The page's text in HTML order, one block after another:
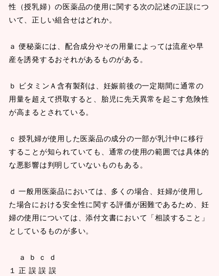
性（授乳婦）の医薬品の使用に関する次の記述の正誤につ
いて、正しい組合せはどれか。
ａ 便秘薬には、配合成分やその用量によっては流産や早
産を誘発するおそれがあるものがある。
ｂ ビタミンＡ含有製剤は、妊娠前後の一定期間に通常の
用量を超えて摂取すると、胎児に先天異常を起こす危険性
が高まるとされている。
ｃ 授乳婦が使用した医薬品の成分の一部が乳汁中に移行
することが知られていても、通常の使用の範囲では具体的
な悪影響は判明していないものもある。
ｄ 一般用医薬品においては、多くの場合、妊婦が使用し
た場合における安全性に関する評価が困難であるため、妊
婦の使用については、添付文書において「相談すること」
としているものが多い。
ａ ｂ ｃ ｄ
１ 正 誤 誤 誤